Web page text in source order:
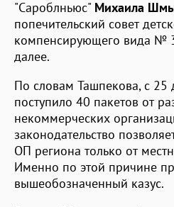
"Сароблньюс" Михаила
попечительский совет
компенсирующего вида №
далее.
По словам Ташпекова, с 25
поступило 40 пакетов от
некоммерческих
законодательство
ОП региона только от
Именно по этой причине
вышеобозначенный казус.